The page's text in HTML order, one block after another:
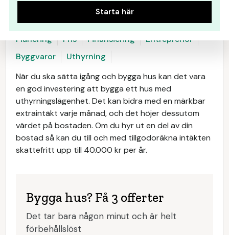
Starta här
Planering Pris Finansiering
Entreprenör
Byggvaror
Uthyrning
När du ska sätta igång och bygga hus kan det vara
en god investering att bygga ett hus med
uthyrningslägenhet. Det kan bidra med en märkbar
extraintäkt varje månad, och det höjer dessutom
värdet på bostaden. Om du hyr ut en del av din
bostad så kan du till och med tillgodoräkna intäkten
skattefritt upp till 40.000 kr per år.
Bygga hus? Få 3 offerter
Det tar bara någon minut och är helt
förbehållslöst